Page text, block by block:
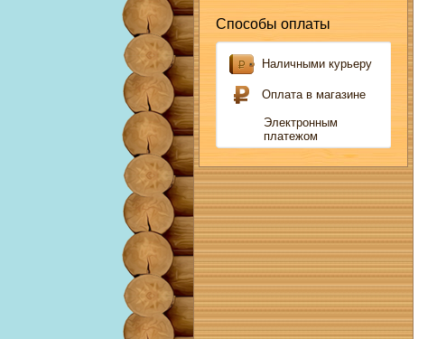
Способы оплаты
Наличными курьеру
Оплата в магазине
Электронным
платежом